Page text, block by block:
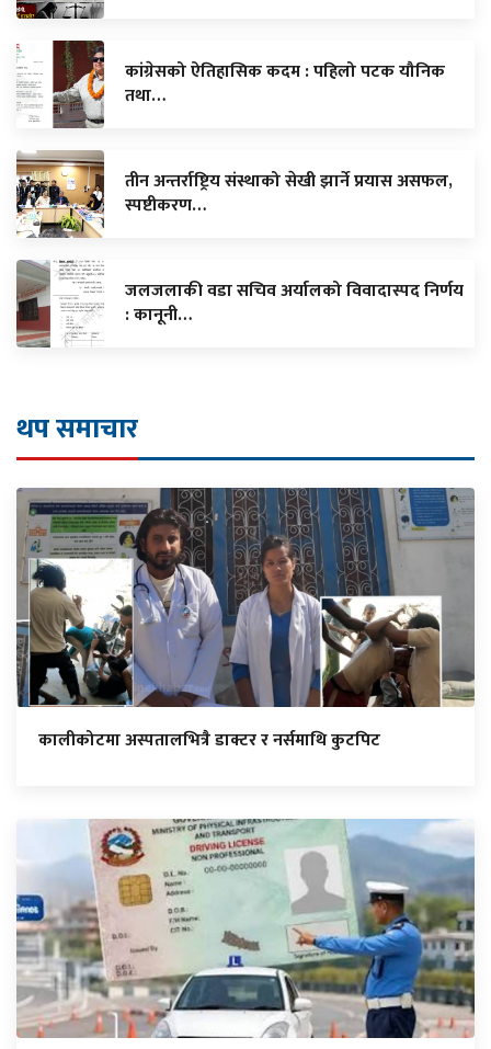
कांग्रेसको ऐतिहासिक कदम : पहिलो पटक यौनिक
तथा…
तीन अन्तर्राष्ट्रिय संस्थाको सेखी झार्ने प्रयास असफल,
स्पष्टीकरण…
जलजलाकी वडा सचिव अर्यालको विवादास्पद निर्णय
: कानूनी…
थप समाचार
कालीकोटमा अस्पतालभित्रै डाक्टर र नर्समाथि कुटपिट